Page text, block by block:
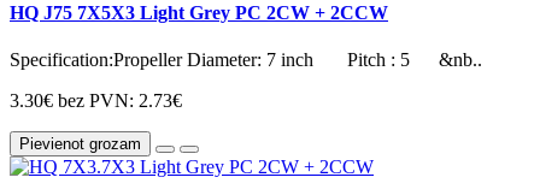
HQ J75 7X5X3 Light Grey PC 2CW + 2CCW
Specification:Propeller Diameter: 7 inch Pitch : 5 &nb..
3.30€ bez PVN: 2.73€
Pievienot grozam